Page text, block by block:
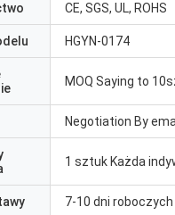
CE, SGS, UL, ROHS
HGYN-0174
MOQ Saying to
Negotiation By
1 sztuk Każda
7-10 dni roboczych